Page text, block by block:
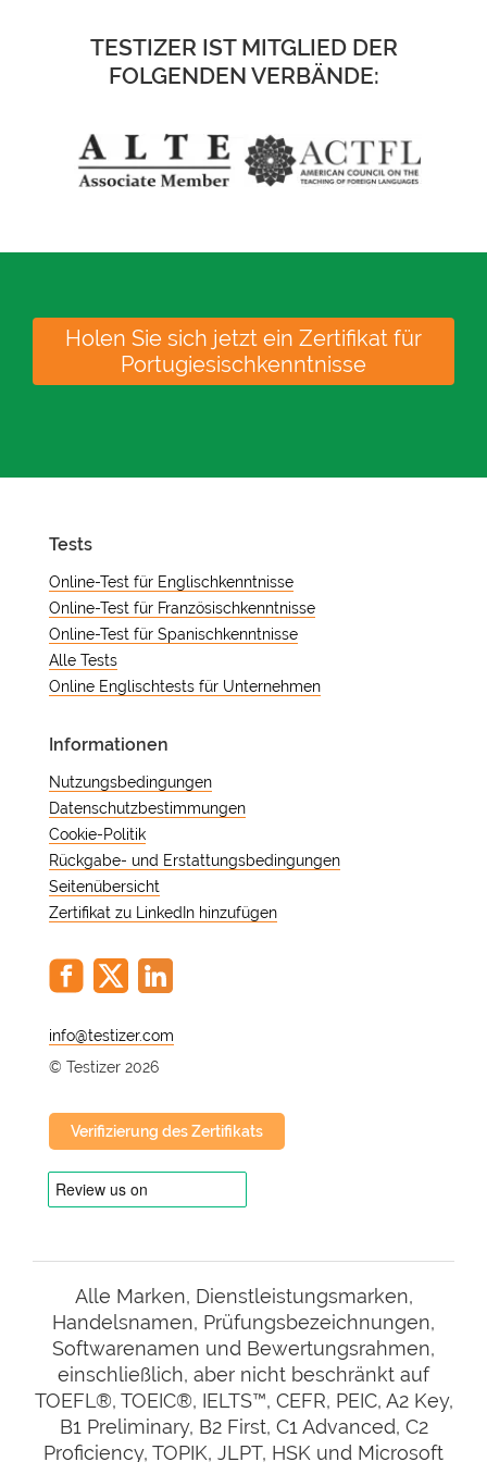
eindeutige Zertifikatsnummer. In der
rechten unteren Ecke befindet sich
die Echtheit des Dokuments
überprüfen können.
TESTIZER IST MITGLIED DER
FOLGENDEN VERBÄNDE:
Holen Sie sich jetzt ein Zertifikat für
Portugiesischkenntnisse
Tests
Online-Test für Englischkenntnisse
Online-Test für Französischkenntnisse
Online-Test für Spanischkenntnisse
Alle Tests
Online Englischtests für Unternehmen
Informationen
Nutzungsbedingungen
Datenschutzbestimmungen
Cookie-Politik
Rückgabe- und Erstattungsbedingungen
Seitenübersicht
Zertifikat zu LinkedIn hinzufügen
@
© Testizer 2026
Verifizierung des Zertifikats
Alle Marken, Dienstleistungsmarken,
Handelsnamen, Prüfungsbezeichnungen,
Softwarenamen und Bewertungsrahmen,
einschließlich, aber nicht beschränkt auf
TOEFL®, TOEIC®, IELTS™, CEFR, PEIC, A2 Key,
B1 Preliminary, B2 First, C1 Advanced, C2
Proficiency, TOPIK, JLPT, HSK und Microsoft